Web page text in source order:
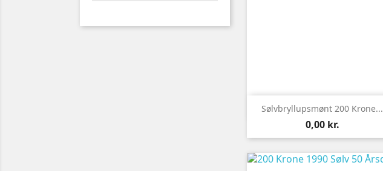
Sølvbryllupsmønt 200 Krone...
Pris
0,00 kr.
 Vis her